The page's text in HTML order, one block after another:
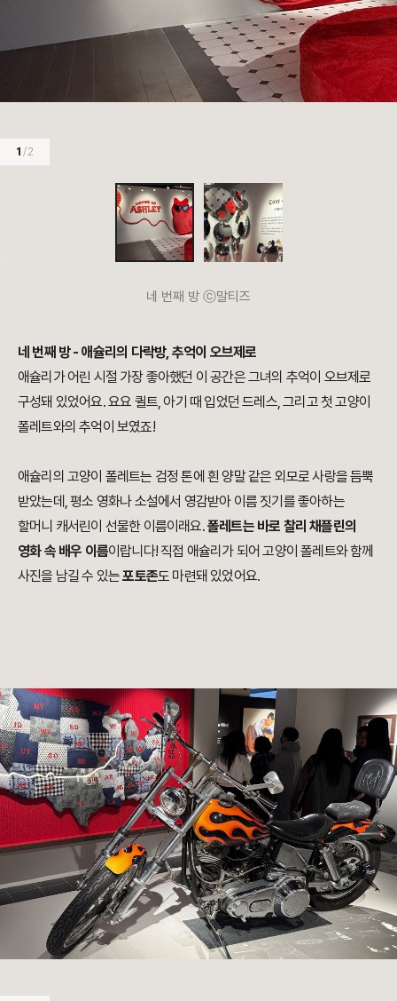
1 / 2
네 번째 방 ⓒ말티즈
네 번째 방 - 애슐리의 다락방, 추억이 오브제로
애슐리가 어린 시절 가장 좋아했던 이 공간은 그녀의 추억이 오브제로
구성돼 있었어요. 요요 퀼트, 아기 때 입었던 드레스, 그리고 첫 고양이
폴레트와의 추억이 보였죠!
애슐리의 고양이 폴레트는 검정 톤에 흰 양말 같은 외모로 사랑을 듬뿍
받았는데, 평소 영화나 소설에서 영감받아 이름 짓기를 좋아하는
할머니 캐서린이 선물한 이름이래요.폴레트는 바로 찰리 채플린의
영화 속 배우 이름이랍니다! 직접 애슐리가 되어 고양이 폴레트와 함께
사진을 남길 수 있는포토존도 마련돼 있었어요.